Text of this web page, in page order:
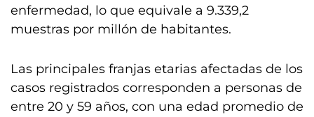
enfermedad, lo que equivale a 9.339,2
muestras por millón de habitantes.
Las principales franjas etarias afectadas de los
casos registrados corresponden a personas de
entre 20 y 59 años, con una edad promedio de